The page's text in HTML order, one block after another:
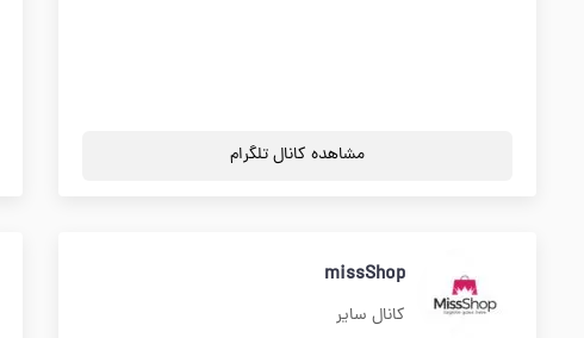
مشاهده کانال تلگرام
missShop
کانال سایر